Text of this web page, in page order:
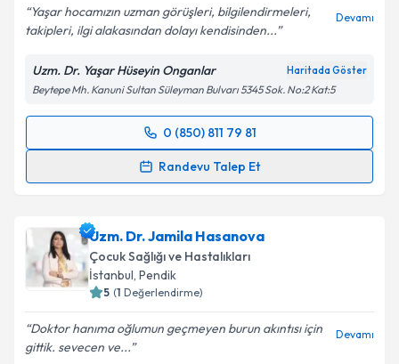
Yaşar hocamızın uzman görüşleri, bilgilendirmeleri,
takipleri, ilgi alakasından dolayı kendisinden...
Devamı
Uzm. Dr. Yaşar Hüseyin Onganlar Haritada Göster
Beytepe Mh. Kanuni Sultan Süleyman Bulvarı 5345 Sok. No:2 Kat:5
0 (850) 811 79 81
Randevu Talep Et
Randevu Takvimi Talebi
almanız için bir takvim hazırlandığında e-posta ile
bilgilendireceğiz.
E-posta Adresiniz
Uzm. Dr. Jamila Hasanova
Çocuk Sağlığı ve Hastalıkları
İstanbul, Pendik
5 (1 Değerlendirme)
Doktor hanıma oğlumun geçmeyen burun akıntısı için
gittik. sevecen ve...
Devamı